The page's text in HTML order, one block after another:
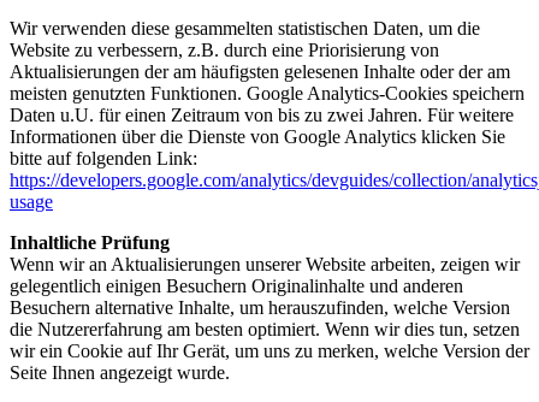
Wir verwenden diese gesammelten statistischen Daten, um die
Website zu verbessern, z.B. durch eine Priorisierung von
Aktualisierungen der am häufigsten gelesenen Inhalte oder der am
meisten genutzten Funktionen. Google Analytics-Cookies speichern
Daten u.U. für einen Zeitraum von bis zu zwei Jahren. Für weitere
Informationen über die Dienste von Google Analytics klicken Sie
bitte auf folgenden Link:
https://developers.google.com/analytics/devguides/collection/
usage
Inhaltliche Prüfung
Wenn wir an Aktualisierungen unserer Website arbeiten, zeigen wir
gelegentlich einigen Besuchern Originalinhalte und anderen
Besuchern alternative Inhalte, um herauszufinden, welche Version
die Nutzererfahrung am besten optimiert. Wenn wir dies tun, setzen
wir ein Cookie auf Ihr Gerät, um uns zu merken, welche Version der
Seite Ihnen angezeigt wurde.